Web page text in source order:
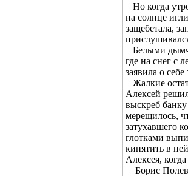
Но когда
на солнце
защебетала,
Белыми
где на снег с
заявила о
Жалкие
Алексей
выскреб
мерещилось,
затухавшего
глотками
кипятить в
Алексея,
Борис